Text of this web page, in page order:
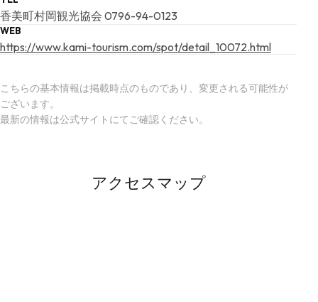
香美町村岡観光協会 0796-94-0123
WEB
https://www.kami-tourism.com/spot/detail_10072.html
こちらの基本情報は掲載時点のものであり、変更される可能性が
ございます。
最新の情報は公式サイトにてご確認ください。
アクセスマップ